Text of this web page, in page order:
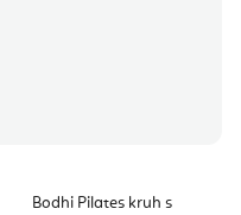
Bodhi Pilates kruh s